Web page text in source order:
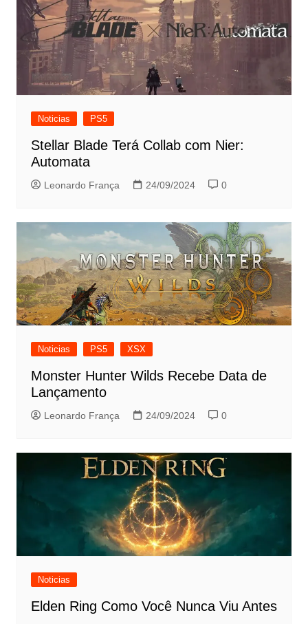
Noticias PS5
Stellar Blade Terá Collab com Nier:
Automata
Leonardo França 24/09/2024 0
Noticias PS5 XSX
Monster Hunter Wilds Recebe Data de
Lançamento
Leonardo França 24/09/2024 0
Noticias
Elden Ring Como Você Nunca Viu Antes